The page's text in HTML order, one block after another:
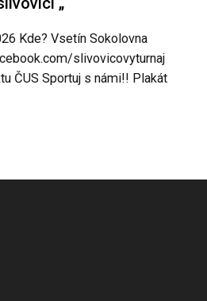
Kde? Vsetín Sokolovna
slivovicovyturnaj
ČUS Sportuj s námi!! Plakát